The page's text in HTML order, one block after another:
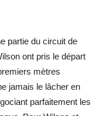
partie du circuit de
ont pris le départ
mètres
jamais le lâcher en
parfaitement les